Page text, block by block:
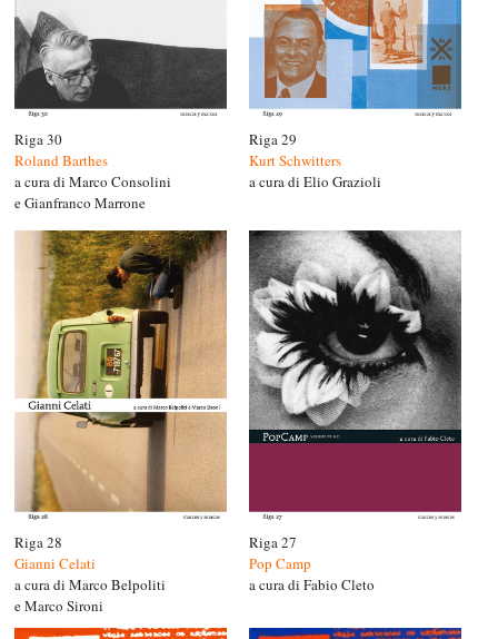
Riga 30
Roland Barthes
a cura di Marco Consolini
e Gianfranco Marrone
Riga 29
Kurt Schwitters
a cura di Elio Grazioli
Riga 28
Gianni Celati
a cura di Marco Belpoliti
e Marco Sironi
Riga 27
Pop Camp
a cura di Fabio Cleto